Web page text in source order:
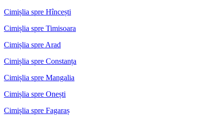
Cimișlia spre Hîncești
Cimișlia spre Timisoara
Cimișlia spre Arad
Cimișlia spre Constanța
Cimișlia spre Mangalia
Cimișlia spre Onești
Cimișlia spre Fagaraș